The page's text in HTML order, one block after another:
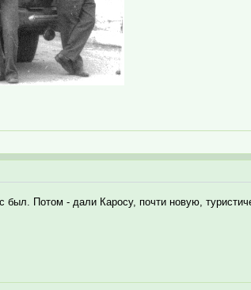
Потом - дали Каросу, почти новую,